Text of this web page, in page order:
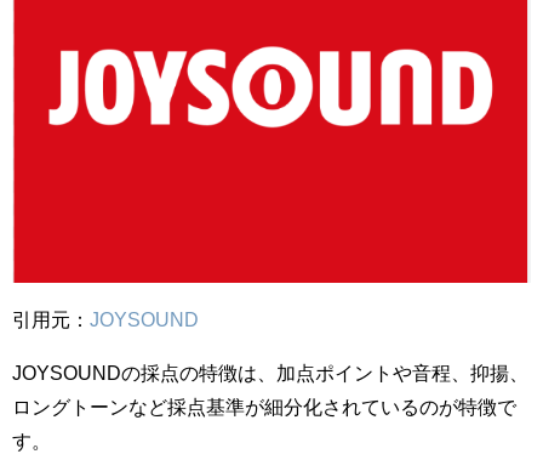
引用元： JOYSOUND
JOYSOUNDの採点の特徴は、加点ポイントや音程、抑揚、
ロングトーンなど採点基準が細分化されているのが特徴で
す。